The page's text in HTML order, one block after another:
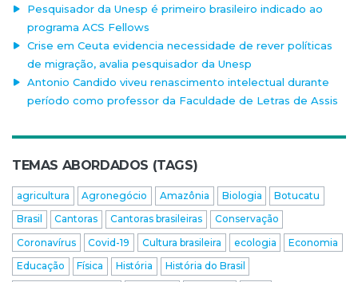
Pesquisador da Unesp é primeiro brasileiro indicado ao
programa ACS Fellows
Crise em Ceuta evidencia necessidade de rever políticas
de migração, avalia pesquisador da Unesp
Antonio Candido viveu renascimento intelectual durante
período como professor da Faculdade de Letras de Assis
TEMAS ABORDADOS (TAGS)
agricultura Agronegócio Amazônia Biologia
Botucatu
Brasil
Cantoras Cantoras brasileiras
Conservação
Coronavírus
Covid-19 Cultura brasileira ecologia
Economia
Educação
Física História
História do Brasil